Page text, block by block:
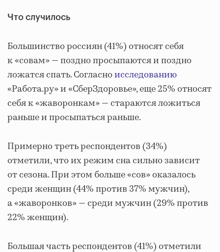
Что случилось
Большинство россиян (41%) относят себя
к «совам» — поздно просыпаются и поздно
ложатся спать. Согласноисследованию
«Работа.ру» и «СберЗдоровье», еще 25% относят
себя к «жаворонкам» — стараются ложиться
раньше и просыпаться раньше.
Примерно треть респондентов (34%)
отметили, что их режим сна сильно зависит
от сезона. При этом больше «сов» оказалось
среди женщин (44% против 37% мужчин),
а «жаворонков» — среди мужчин (29% против
22% женщин).
Большая часть респондентов (41%) отметили